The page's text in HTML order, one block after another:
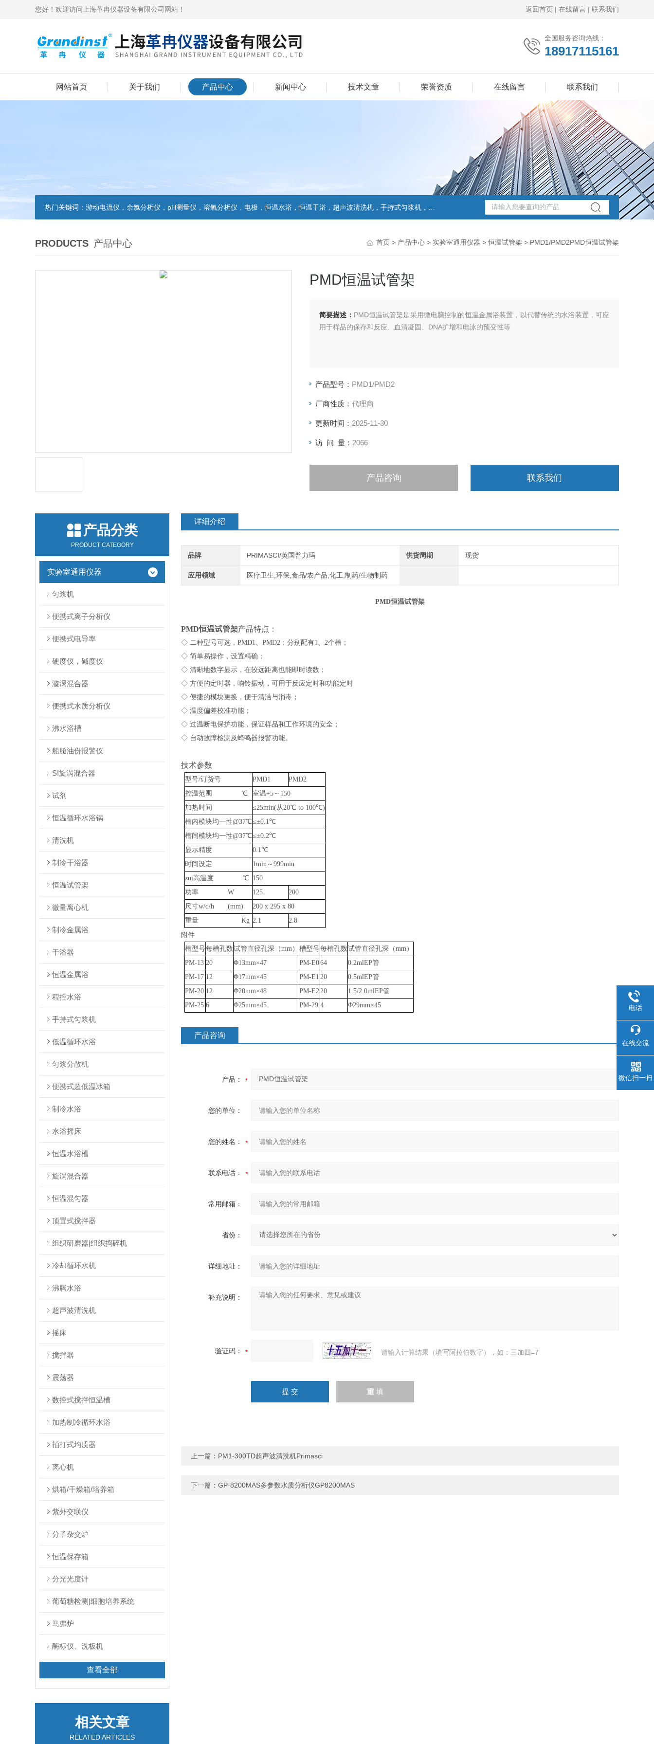
您好！欢迎访问上海革冉仪器设备有限公司网站！ 返回首页 | 在线留言 | 联系我们
全国服务咨询热线：
18917115161
网站首页 关于我们 产品中心 新闻中心 技术文章 荣誉资质 在线留言 联系我们
热门关键词： 游动电流仪，余氯分析仪，pH测量仪，溶氧分析仪，电极，恒温水浴，恒温干浴，超声波清洗机，手持式匀浆机，匀浆分散机,
PRODUCTS 产品中心 首页 > 产品中心 > 实验室通用仪器 >恒温试管架 > PMD1/PMD2PMD恒温试管架
PMD恒温试管架
简要描述： PMD恒温试管架是采用微电脑控制的恒温金属浴装置，以代替传统的水浴装置，可应
用于样品的保存和反应、血清凝固、DNA扩增和电泳的预变性等
产品型号： PMD1/PMD2
厂商性质： 代理商
更新时间： 2025-11-30
访 问 量： 2066
产品咨询 联系我们
产品分类
PRODUCT CATEGORY
实验室通用仪器
匀浆机
便携式离子分析仪
便携式电导率
硬度仪，碱度仪
漩涡混合器
便携式水质分析仪
沸水浴槽
船舱油份报警仪
SI旋涡混合器
试剂
恒温循环水浴锅
清洗机
制冷干浴器
恒温试管架
微量离心机
制冷金属浴
干浴器
恒温金属浴
程控水浴
手持式匀浆机
低温循环水浴
匀浆分散机
便携式超低温冰箱
制冷水浴
水浴摇床
恒温水浴槽
旋涡混合器
恒温混匀器
顶置式搅拌器
组织研磨器|组织捣碎机
冷却循环水机
沸腾水浴
超声波清洗机
摇床
搅拌器
震荡器
数控式搅拌恒温槽
加热制冷循环水浴
拍打式均质器
离心机
烘箱/干燥箱/培养箱
紫外交联仪
分子杂交炉
恒温保存箱
分光光度计
葡萄糖检测|细胞培养系统
马弗炉
酶标仪、洗板机
查看全部
相关文章
RELATED ARTICLES
详细介绍
品牌 PRIMASCI/英国普力玛 供货周期 现货
应用领域 医疗卫生,环保,食品/农产品,化工,制药/生物制药
PMD恒温试管架
PMD恒温试管架产品特点：
◇ 二种型号可选，PMD1、PMD2；分别配有1、2个槽；
◇ 简单易操作，设置精确；
◇ 清晰地数字显示，在较远距离也能即时读数；
◇ 方便的定时器，响铃振动，可用于反应定时和功能定时
◇ 便捷的模块更换，便于清洁与消毒；
◇ 温度偏差校准功能；
◇ 过温断电保护功能，保证样品和工作环境的安全；
◇ 自动故障检测及蜂鸣器报警功能。
技术参数
型号/订货号 PMD1
PMD2
控温范围 ℃
室温+5～150
加热时间
≤25min(从20℃ to 100℃)
槽内模块均一性@37℃≤±0.1℃
槽间模块均一性@37℃≤±0.2℃
显示精度
0.1℃
时间设定
1min～999min
zui高温度 ℃ 150
功率 W
125
200
尺寸w/d/h (mm)
200 x 295 x 80
重量 Kg 2.1 2.8
附件
槽型号每槽孔数试管直径孔深（mm） 槽型号每槽孔数试管直径孔深（mm）
PM-13 20 Φ13mm×47 PM-E064
0.2mlEP管
PM-17 12 Φ17mm×45 PM-E1 20
0.5mlEP管
PM-20 12 Φ20mm×48 PM-E220
1.5/2.0mlEP管
PM-25 6 Φ25mm×45 PM-29 4 Φ29mm×45
产品咨询
产品：
您的单位：
您的姓名：
联系电话：
常用邮箱：
省份：
详细地址：
补充说明：
验证码： 请输入计算结果（填写阿拉伯数字），如：三加四=7
上一篇： PM1-300TD超声波清洗机Primasci
下一篇： GP-8200MAS多参数水质分析仪GP8200MAS
电话
在线交流
微信扫一扫